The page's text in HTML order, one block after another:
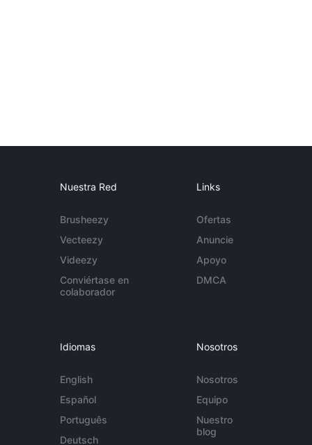
Nuestra Red
Brusheezy
Vecteezy
Videezy
Conviértase en
colaborador
Links
Ofertas
Anuncie
Apoyo
DMCA
Idiomas
English
Español
Português
Deutsch
Nosotros
Nosotros
Equipo
Nuestro
blog